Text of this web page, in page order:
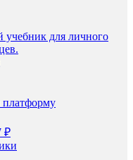
учебник для личного
₽